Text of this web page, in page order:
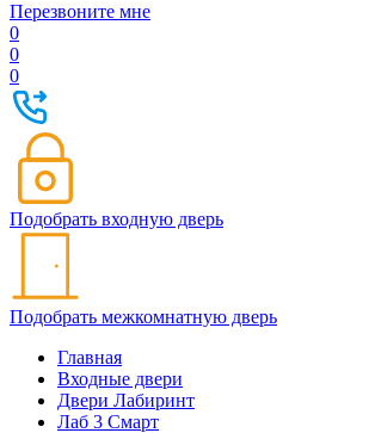
Перезвоните мне
0
0
0
Подобрать входную дверь
Подобрать межкомнатную дверь
Главная
Входные двери
Двери Лабиринт
Лаб 3 Смарт